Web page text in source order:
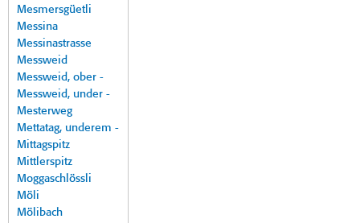
Mesmersgüetli
Messina
Messinastrasse
Messweid
Messweid, ober -
Messweid, under -
Mesterweg
Mettatag, underem -
Mittagspitz
Mittlerspitz
Moggaschlössli
Möli
Mölibach